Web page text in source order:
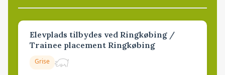
Elevplads tilbydes ved Ringkøbing /
Trainee placement Ringkøbing
Grise